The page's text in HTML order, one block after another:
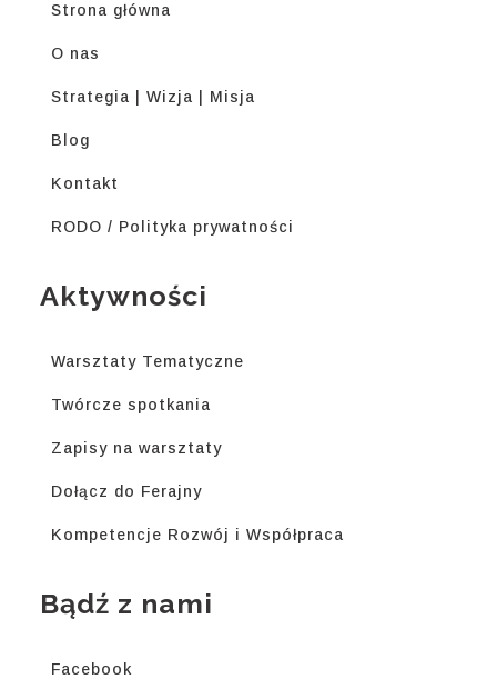
Strona główna
O nas
Strategia | Wizja | Misja
Blog
Kontakt
RODO / Polityka prywatności
Aktywności
Warsztaty Tematyczne
Twórcze spotkania
Zapisy na warsztaty
Dołącz do Ferajny
Kompetencje Rozwój i Współpraca
Bądź z nami
Facebook